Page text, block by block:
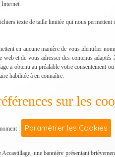
texte de taille limitée qui nous
en aucune manière de vous identifier
et de vous adresser des contenus
a obtenu au préalable votre consentement
habilitée à en connaître.
sur les
: Paramétrer les Cookies
une bannière présentant